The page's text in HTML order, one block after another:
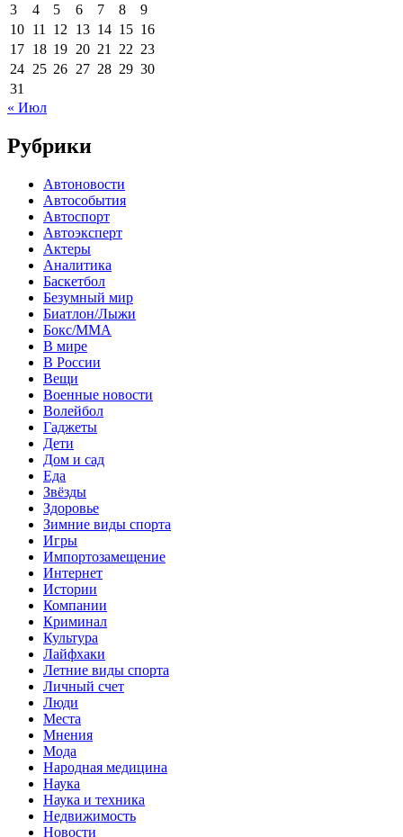
3
4 5 6 7 8
9
10 11 12 13 14 15 16
17 18 19 20 21 22 23
24 25 26 27 28 29 30
31
« Июл
Рубрики
Автоновости
Автособытия
Автоспорт
Автоэксперт
Актеры
Аналитика
Баскетбол
Безумный мир
Биатлон/Лыжи
Бокс/MMA
В мире
В России
Вещи
Военные новости
Волейбол
Гаджеты
Дети
Дом и сад
Еда
Звёзды
Здоровье
Зимние виды спорта
Игры
Импортозамещение
Интернет
Истории
Компании
Криминал
Культура
Лайфхаки
Летние виды спорта
Личный счет
Люди
Места
Мнения
Мода
Народная медицина
Наука
Наука и техника
Недвижимость
Новости